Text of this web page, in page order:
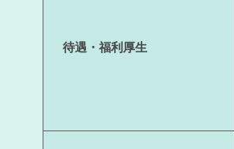
待遇・福利厚生